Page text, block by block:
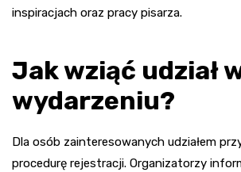
inspiracjach oraz pracy pisarza.
Jak wziąć udział
wydarzeniu?
Dla osób zainteresowanych udziałem
procedurę rejestracji. Organizatorzy